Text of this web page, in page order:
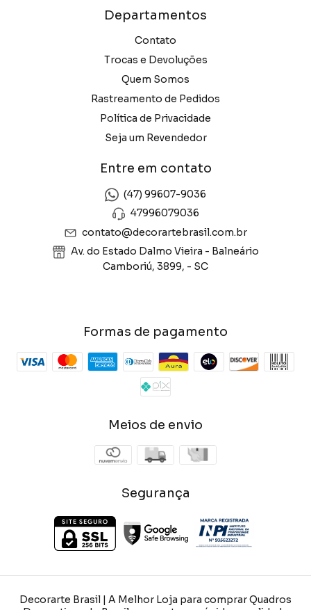
Departamentos
Contato
Trocas e Devoluções
Quem Somos
Rastreamento de Pedidos
Política de Privacidade
Seja um Revendedor
Entre em contato
(47) 99607-9036
47996079036
contato@decorartebrasil.com.br
Av. do Estado Dalmo Vieira - Balneário
Camboriú, 3899, - SC
Formas de pagamento
Meios de envio
Segurança
Decorarte Brasil | A Melhor Loja para comprar Quadros